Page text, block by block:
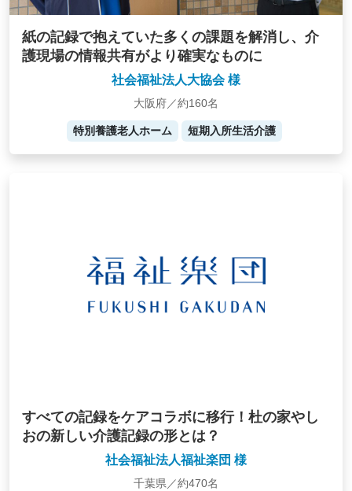
紙の記録で抱えていた多くの課題を解消し、介
護現場の情報共有がより確実なものに
社会福祉法人大協会 様
大阪府／約160名
特別養護老人ホーム 短期入所生活介護
すべての記録をケアコラボに移行！杜の家やし
おの新しい介護記録の形とは？
社会福祉法人福祉楽団 様
千葉県／約470名